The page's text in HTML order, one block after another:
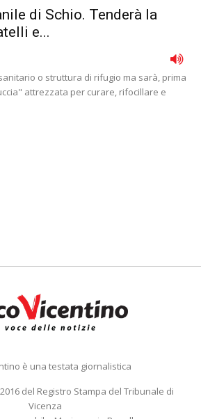
di Schio. Tenderà la
e...
o struttura di rifugio ma sarà, prima
attrezzata per curare, rifocillare e
è una testata giornalistica
del Registro Stampa del Tribunale di
Vicenza